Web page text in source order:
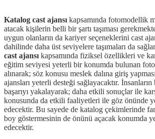
Katalog cast ajansı kapsamında fotomodellik
atacak kişilerin belli bir şartı taşıması
uygun olanların da kariyer seçeneklerini cast
dahilinde daha üst seviyelere taşımaları da
cast ajansı kapsamında fiziksel özellikleri ve
eğitim seviyesi yeterli bir konumda bulunan
alınarak; söz konusu meslek dalına giriş
ajansları yeterli desteği sağlayacaktır. İnsanların
başarıyı yakalayarak; daha etkili sonuçlar ile
konusunda da etkili faaliyetleri ile göz önünde
edecektir. Bu sayede de katalog çekimlerinde
boy göstermesinin de önünü açacak konumda
edecektir.